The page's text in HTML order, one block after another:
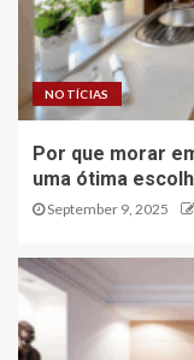
NOTÍCIAS
Por que morar
uma ótima
September 9, 2025